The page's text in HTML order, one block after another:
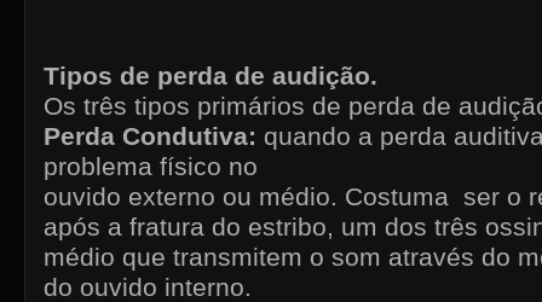
Tipos de perda de audição.
Os três tipos primários de perda de
Perda Condutiva: quando a perda
problema físico no
ouvido externo ou médio. Costuma ser o
após a fratura do estribo, um dos três
médio que transmitem o som através do
do ouvido interno.